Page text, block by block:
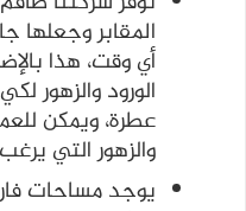
المقابر وجعلها
أي وقت، هذا
الورود والزهور
عطرة، ويمكن
والزهور التي
يوجد مساحات